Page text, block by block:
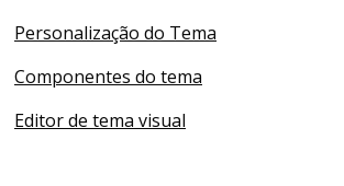
Personalização do Tema
Componentes do tema
Editor de tema visual